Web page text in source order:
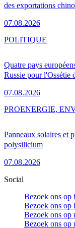
des exportations
07.08.2026
Quatre pays
Russie pour l'Ossétie
07.08.2026
POLITIQUE
Panneaux solaires et
polysilicium
07.08.2026
PROENERGIE,
Social
Bezoek ons op
Bezoek ons op
Bezoek ons op
Bezoek ons op